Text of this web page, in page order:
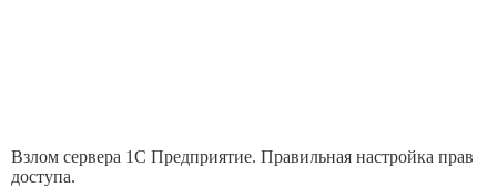
Взлом сервера 1С Предприятие. Правильная настройка прав
доступа.